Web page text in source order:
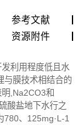
参考文献
资源附件
利用程度低且水
与膜技术相结合的
,Na2CO3和
酸盐地下水行之
、125mg·L-1